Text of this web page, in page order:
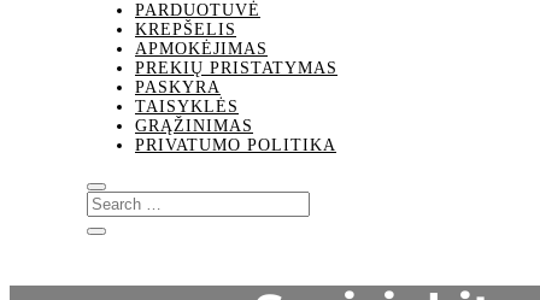
PARDUOTUVĖ
KREPŠELIS
APMOKĖJIMAS
PREKIŲ PRISTATYMAS
PASKYRA
TAISYKLĖS
GRĄŽINIMAS
PRIVATUMO POLITIKA